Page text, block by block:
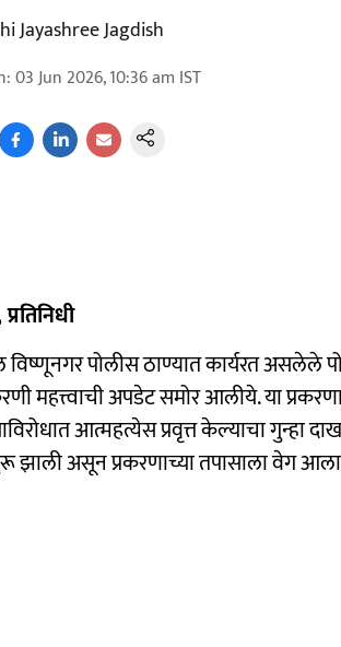
Jayashree Jagdish
:03 Jun 2026, 10:36 am IST
विष्णूनगर पोलीस ठाण्यात कार्यरत असलेले
महत्त्वाची अपडेट समोर आलीये. या
आत्महत्येस प्रवृत्त केल्याचा
झाली असून प्रकरणाच्या तपासाला वेग